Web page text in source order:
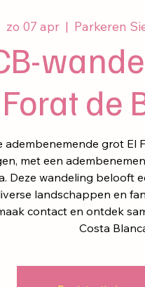
zo 07 apr
  |
Parkeren
Forat de
adembenemende grot El
met een
Deze wandeling belooft
landschappen en
contact en ontdek
Costa